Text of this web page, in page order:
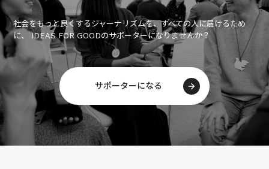
社会をもっと良くするジャーナリズムを、すべての人に届けるため
に、 IDEAS FOR GOODのサポーターになりませんか？
サポーターになる